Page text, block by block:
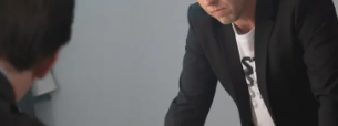
Материалы о Рязани и области
Проекты 7 инфо
Интересное